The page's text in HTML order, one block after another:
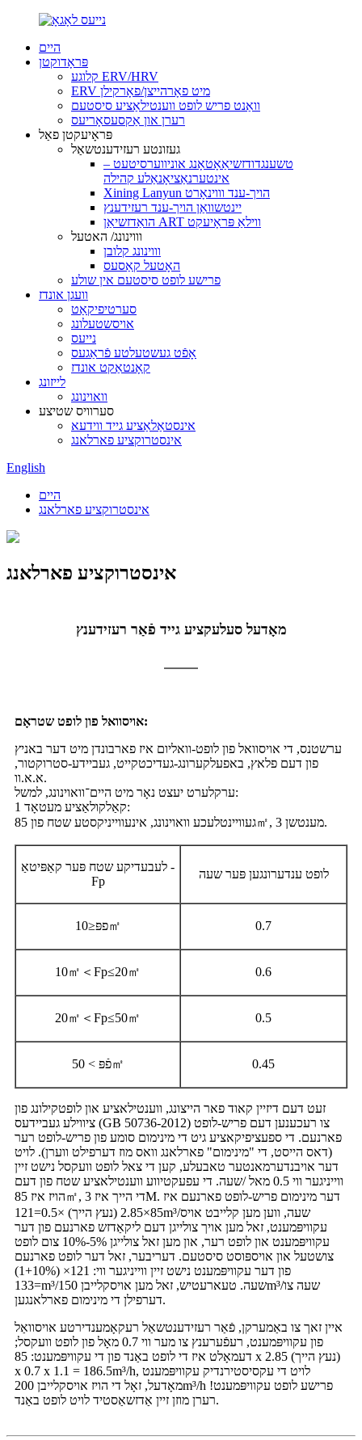
היים
פּראָדוקטן
קלוגע ERV/HRV
ERV מיט פאָרהייצן/פאָרקילן
וואַנט פריש לופט ווענטילאַציע סיסטעם
רערן און אַקסעסאָריעס
פּראָיעקטן פאַל
געזונטע רעזידענטשאַל
טשענגדודזשיאַאָטאָנג אוניווערסיטעט –
אינטערנאַציאָנאַלע קהילה
Xining Lanyun הויך-ענד וווינאָרט
יינטשוואַן הויך-ענד רעזידענץ
הואַדזשיאַן ART ווילאַ פּראָיעקט
וווינונג/ האטעל
וווינונג קלובן
האָטעל קאַסעס
פרישע לופט סיסטעם אין שולע
וועגן אונדז
סערטיפיקאַט
אויסשטעלונג
נייעס
אָפֿט געשטעלטע פֿראַגעס
קאָנטאַקט אונדז
לייזונג
וואוינונג
סערוויס שטיצע
אינסטאַלאַציע גייד ווידעא
אינסטרוקציע פארלאנג
English
היים
אינסטרוקציע פארלאנג
אינסטרוקציע פארלאנג
מאָדעל סעלעקציע גייד פֿאַר רעזידענץ
אויסוואל פון לופט שטראָם:
ערשטנס, די אויסוואל פון לופט-וואליום איז פארבונדן מיט דער באניץ
פון דעם פלאץ, באפעלקערונג-געדיכטקייט, געביידע-סטרוקטור,
א.א.וו.
ערקלערט יעצט נאָר מיט היים־וואוינונג, למשל:
קאַלקולאַציע מעטאָד 1:
געוויינטלעכע וואוינונג, אינעווייניקסטע שטח פון 85㎡, 3 מענטשן.
לעבעדיקע שטח פּער קאַפּיטאַ -
Fp
לופט ענדערונגען פּער שעה
פפּ≤10㎡ 0.7
10㎡＜Fp≤20㎡ 0.6
20㎡＜Fp≤50㎡ 0.5
פֿפּ > 50㎡ 0.45
זעט דעם דיזיין קאוד פאר הייצונג, ווענטילאציע און לופטקילונג פון
ציווילע געביידעס (GB 50736-2012) צו רעכענען דעם פריש-לופט
פארנעם. די ספעציפיקאציע גיט די מינימום סומע פון ​​פריש-לופט רער
(דאס הייסט, די "מינימום" פארלאנג וואס מוז דערפילט ווערן). לויט
דער אויבנדערמאנטער טאבעלע, קען די צאל לופט וועקסל נישט זיין
ווייניגער ווי 0.5 מאל /שעה. די עפעקטיווע ווענטילאציע שטח פון דעם
הויז איז 85㎡, די הייך איז 3M. דער מינימום פריש-לופט פארנעם איז
85×2.85 (נעץ הייך) ×0.5=121m³/שעה, ווען מען קלייבט אויס
עקוויפּמענט, זאל מען אויך צולייגן דעם ליקאַדזש פארנעם פון דער
עקוויפּמענט און לופט רער, און מען זאל צולייגן 5%-10% צום לופט
צושטעל און אויספּוסט סיסטעם. דעריבער, זאל דער לופט פארנעם
פון דער עקוויפּמענט נישט זיין ווייניגער ווי: 121× (1+10%)
=133m³/שעה. טעארעטיש, זאל מען אויסקלייבן 150m³/שעה צו
דערפילן די מינימום פארלאנגען.
איין זאך צו באַמערקן, פֿאַר רעזידענטשאַל רעקאָמענדירטע אויסוואַל
פון עקוויפּמענט, רעפֿערענץ צו מער ווי 0.7 מאָל פון לופט וועקסל;
דעמאָלט איז די לופט באַנד פון די עקוויפּמענט: 85 x 2.85 (נעץ הייך)
x 0.7 x 1.1 = 186.5m³/h, לויט די עקסיסטירנדיק עקוויפּמענט
מאָדעל, זאָל די הויז אויסקלייבן 200m³/h פרישע לופט עקוויפּמענט!
רערן מוזן זיין אַדזשאַסטיד לויט לופט באַנד.